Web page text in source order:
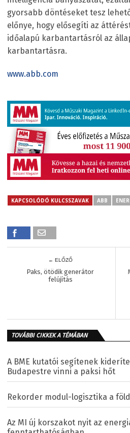
gyorsabb döntéseket tesz
előnye, hogy elősegíti az
időalapú karbantartásról az
karbantartásra.
www.abb.com
KAPCSOLÓDÓ KULCSSZAVAK ABB
← ELŐZŐ
Paks, ötödik generátor
felújítás
TOVÁBBI CIKKEK A TÉMÁBAN
A BME kutatói segítenek
Budapestre vinni a paksi hőt
Rekorder modul-logisztika a
Az MI új korszakot nyit az